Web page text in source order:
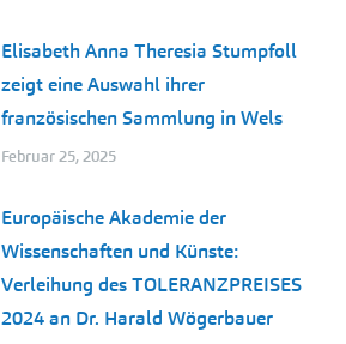
Elisabeth Anna Theresia Stumpfoll
zeigt eine Auswahl ihrer
französischen Sammlung in Wels
Februar 25, 2025
Europäische Akademie der
Wissenschaften und Künste:
Verleihung des TOLERANZPREISES
2024 an Dr. Harald Wögerbauer